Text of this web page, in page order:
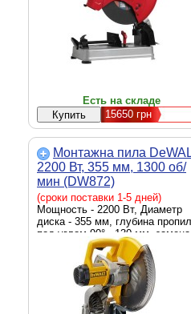
Есть на складе
15650грн
Монтажна пила
2200 Вт, 355 мм, 1300 об/
мин (DW872)
(сроки поставки 1-5 дней)
Мощность - 2200 Вт, Диаметр
диска - 355 мм, глубина
под углом 90° - 130 мм, замена
оснастки - ключевая, питание -
сеть, 220 В